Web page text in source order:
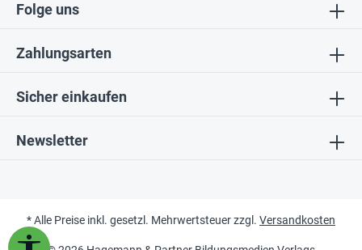
Folge uns
Sicher einkaufen
Newsletter
Zahlungsarten
* Alle Preise inkl. gesetzl. Mehrwertsteuer zzgl. Versandkosten
Werkzeugleiste anzeigen